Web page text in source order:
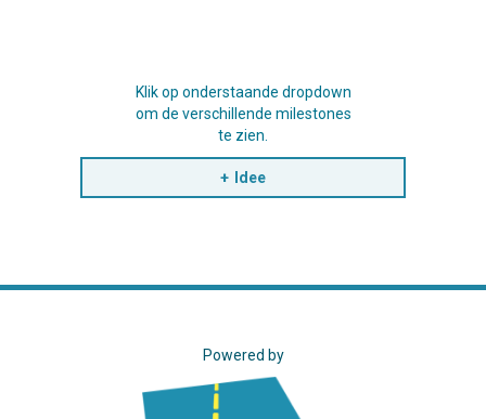
Klik op onderstaande dropdown
om de verschillende milestones
te zien.
Idee
Powered by